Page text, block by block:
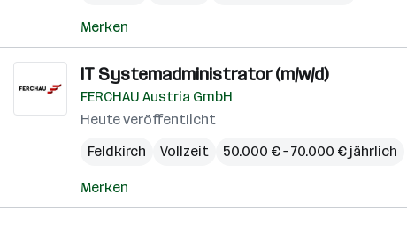
Merken
IT Systemadministrator (m/w/d)
FERCHAU Austria GmbH
Heute veröffentlicht
Feldkirch
Vollzeit 50.000 € – 70.000 € jährlich
Merken